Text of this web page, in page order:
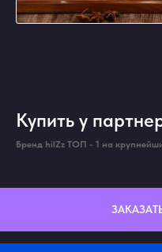
Купить у
Бренд hilZz ТОП - 1 на